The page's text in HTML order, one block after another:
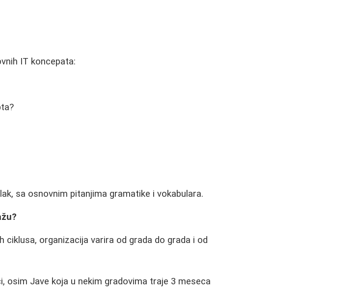
IT koncepata:
sa osnovnim pitanjima gramatike i vokabulara.
ciklusa, organizacija varira od grada do grada i od
osim Jave koja u nekim gradovima traje 3 meseca